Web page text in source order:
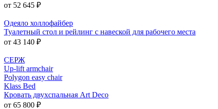
от 52 645 ₽
Одеяло холлофайбер
Туалетный стол и рейлинг с навеской для рабочего места
от 43 140 ₽
СЕРЖ
Up-lift armchair
Polygon easy chair
Klass Bed
Кровать двухспальная Art Deco
от 65 800 ₽